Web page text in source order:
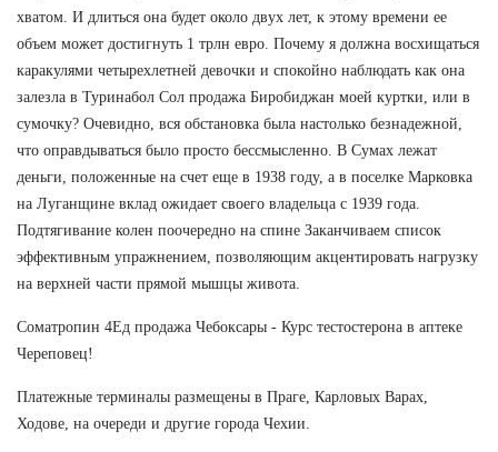
хватом. И длиться она будет около двух лет, к этому времени ее
объем может достигнуть 1 трлн евро. Почему я должна восхищаться
каракулями четырехлетней девочки и спокойно наблюдать как она
залезла в Туринабол Сол продажа Биробиджан моей куртки, или в
сумочку? Очевидно, вся обстановка была настолько безнадежной,
что оправдываться было просто бессмысленно. В Сумах лежат
деньги, положенные на счет еще в 1938 году, а в поселке Марковка
на Луганщине вклад ожидает своего владельца с 1939 года.
Подтягивание колен поочередно на спине Заканчиваем список
эффективным упражнением, позволяющим акцентировать нагрузку
на верхней части прямой мышцы живота.
Cоматропин 4Ед продажа Чебоксары - Курс тестостерона в аптеке
Череповец!
Платежные терминалы размещены в Праге, Карловых Варах,
Ходове, на очереди и другие города Чехии.